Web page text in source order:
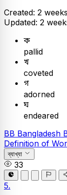
Created: 2
Updated: 2
ক
pallid
খ
coveted
গ
adorned
ঘ
endeared
BB Bangladesh
Definition of
ব্যাখ্যা
33
5.